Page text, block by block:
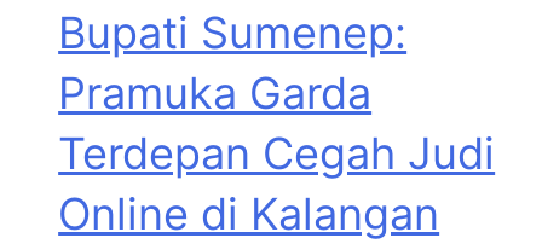
Bupati Sumenep:
Pramuka Garda
Terdepan Cegah Judi
Online di Kalangan